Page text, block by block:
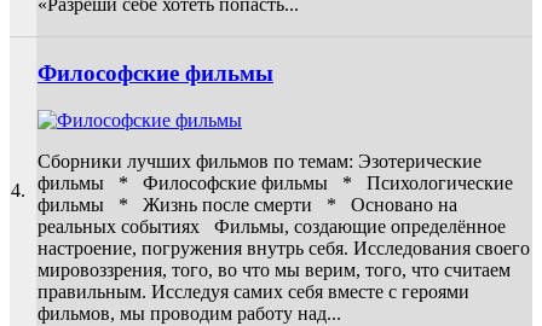
«Разреши себе хотеть попасть...
4.
Философские фильмы
Сборники лучших фильмов по темам: Эзотерические
фильмы * Философские фильмы * Психологические
фильмы * Жизнь после смерти * Основано на
реальных событиях Фильмы, создающие определённое
настроение, погружения внутрь себя. Исследования своего
мировоззрения, того, во что мы верим, того, что считаем
правильным. Исследуя самих себя вместе с героями
фильмов, мы проводим работу над...